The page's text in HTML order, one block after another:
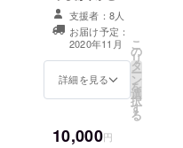
ボイス ・お名前
入りの描きおろ
しイラスト ・シ
チュエーション
ボイスA(2～3分
程)
支援者：8人
お届け予定：
2020年11月
詳細を見る
こ
の
リ
タ
ー
ン
を
選
択
す
る
10,000円